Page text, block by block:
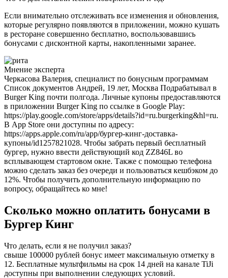
Если внимательно отслеживать все изменения и обновления,
которые регулярно появляются в приложении, можно кушать
в ресторане совершенно бесплатно, воспользовавшись
бонусами с дисконтной карты, накопленными заранее.
Мнение эксперта
Черкасова Валерия, специалист по бонусным программам
Список документов Андрей, 19 лет, Москва Подрабатывал в
Burger King почти полгода. Личные купоны предоставляются
в приложении Burger King по ссылке в Google Play:
https://play.google.com/store/apps/details?id=ru.burgerking&hl=ru.
В App Store они доступны по адресу:
https://apps.apple.com/ru/app/бургер-кинг-доставка-
купоны/id1257821028. Чтобы забрать первый бесплатный
бургер, нужно ввести действующий код ZZ846L во
всплывающем стартовом окне. Также с помощью телефона
можно сделать заказ без очереди и пользоваться кешбэком до
12%. Чтобы получить дополнительную информацию по
вопросу, обращайтесь ко мне!
Сколько можно оплатить бонусами в
Бургер Кинг
Что делать, если я не получил заказ?
свыше 100000 рублей бонус имеет максимальную отметку в
12. Бесплатные мультфильмы на срок 14 дней на канале TiJi
доступны при выполнении следующих условий.